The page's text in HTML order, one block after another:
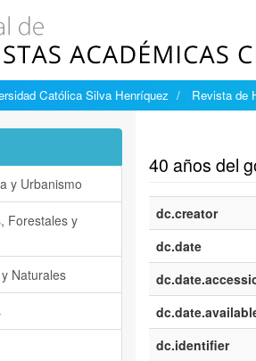
Católica Silva Henríquez Revista de
40 años del
dc.creator
dc.date
dc.identifier
y Urbanismo
Forestales y
Naturales